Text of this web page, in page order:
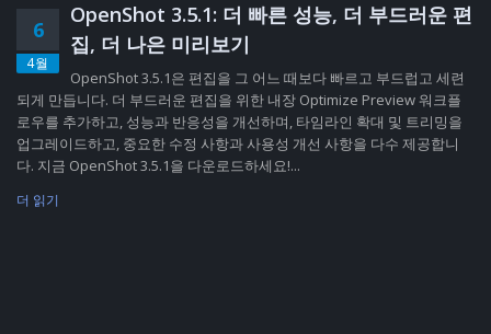
6
4월
OpenShot 3.5.1: 더 빠른 성능, 더 부드러운 편
집, 더 나은 미리보기
OpenShot 3.5.1은 편집을 그 어느 때보다 빠르고 부드럽고 세련
되게 만듭니다. 더 부드러운 편집을 위한 내장 Optimize Preview 워크플
로우를 추가하고, 성능과 반응성을 개선하며, 타임라인 확대 및 트리밍을
업그레이드하고, 중요한 수정 사항과 사용성 개선 사항을 다수 제공합니
다. 지금 OpenShot 3.5.1을 다운로드하세요!...
더 읽기